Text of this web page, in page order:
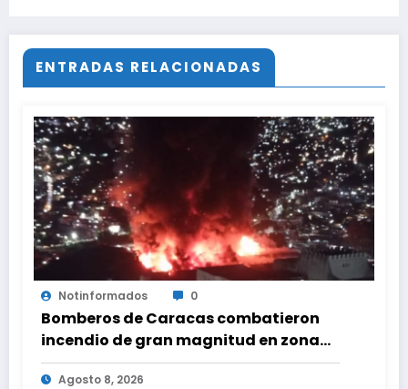
ENTRADAS RELACIONADAS
Notinformados 0
Bomberos de Caracas combatieron
incendio de gran magnitud en zona
industrial de El Llanito
Agosto 8, 2026